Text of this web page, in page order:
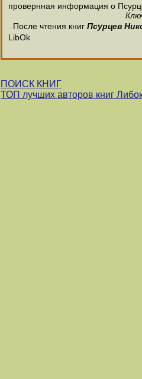
провернная информация о
После чтения книг Псурцев
LibOk
ПОИСК КНИГ
ТОП лучших авторов книг